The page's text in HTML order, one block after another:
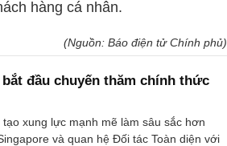
hàng cá nhân.
(Nguồn: Báo điện tử Chính phủ)
đầu chuyến thăm chính thức
xung lực mạnh mẽ làm sâu sắc hơn
và quan hệ Đối tác Toàn diện với